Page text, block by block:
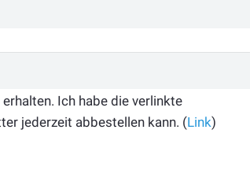
Ich habe die verlinkte
jederzeit abbestellen kann. (Link)